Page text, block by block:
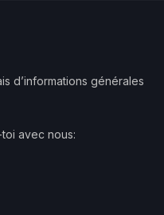
d’informations générales
avec nous: